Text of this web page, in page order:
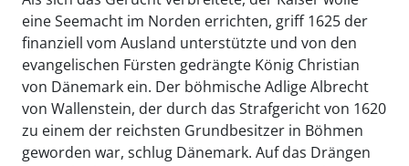
eine Seemacht im Norden errichten, griff 1625 der
finanziell vom Ausland unterstützte und von den
evangelischen Fürsten gedrängte König Christian
von Dänemark ein. Der böhmische Adlige Albrecht
von Wallenstein, der durch das Strafgericht von 1620
zu einem der reichsten Grundbesitzer in Böhmen
geworden war, schlug Dänemark. Auf das Drängen